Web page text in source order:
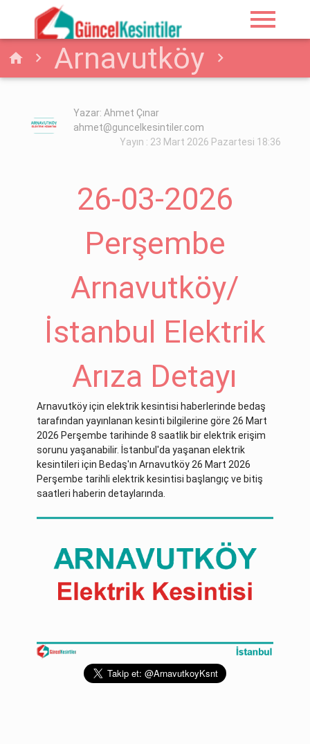
menu
home
Arnavutköy
Elektrik
26-03-2026
Perşembe
Arnavutköy/İstanbul
Elektrik Arıza Detayı
Yazar: Ahmet Çınar
ahmet@guncelkesintiler.com
Yayın : 23 Mart 2026 Pazartesi 18:36
26-03-2026
Perşembe
Arnavutköy/
İstanbul Elektrik
Arıza Detayı
Arnavutköy için elektrik kesintisi haberlerinde bedaş
tarafından yayınlanan kesinti bilgilerine göre 26 Mart
2026 Perşembe tarihinde 8 saatlik bir elektrik erişim
sorunu yaşanabilir. İstanbul'da yaşanan elektrik
kesintileri için Bedaş'ın Arnavutköy 26 Mart 2026
Perşembe tarihli elektrik kesintisi başlangıç ve bitiş
saatleri haberin detaylarında.